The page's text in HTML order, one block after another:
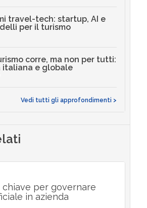
travel-tech: startup, AI e
per il turismo
corre, ma non per tutti:
italiana e globale
Vedi tutti gli approfondimenti >
chiave per governare
in azienda